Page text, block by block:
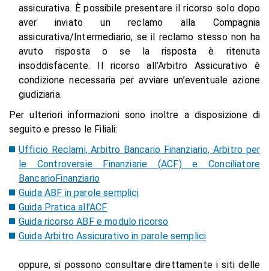
assicurativa. È possibile presentare il ricorso solo dopo
aver inviato un reclamo alla Compagnia
assicurativa/Intermediario, se il reclamo stesso non ha
avuto risposta o se la risposta è ritenuta
insoddisfacente. Il ricorso all’Arbitro Assicurativo è
condizione necessaria per avviare un’eventuale azione
giudiziaria.
Per ulteriori informazioni sono inoltre a disposizione di
seguito e presso le Filiali:
Ufficio Reclami, Arbitro Bancario Finanziario, Arbitro per
le Controversie Finanziarie (ACF) e Conciliatore
BancarioFinanziario
Guida ABF in parole semplici
Guida Pratica all'ACF
Guida ricorso ABF e modulo ricorso
Guida Arbitro Assicurativo in parole semplici
oppure, si possono consultare direttamente i siti delle